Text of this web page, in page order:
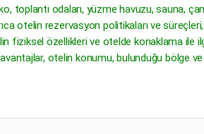
toplantı odaları, yüzme havuzu, sauna,
otelin rezervasyon politikaları ve
özellikleri ve otelde konaklama ile ilgili
otelin konumu, bulunduğu bölge ve